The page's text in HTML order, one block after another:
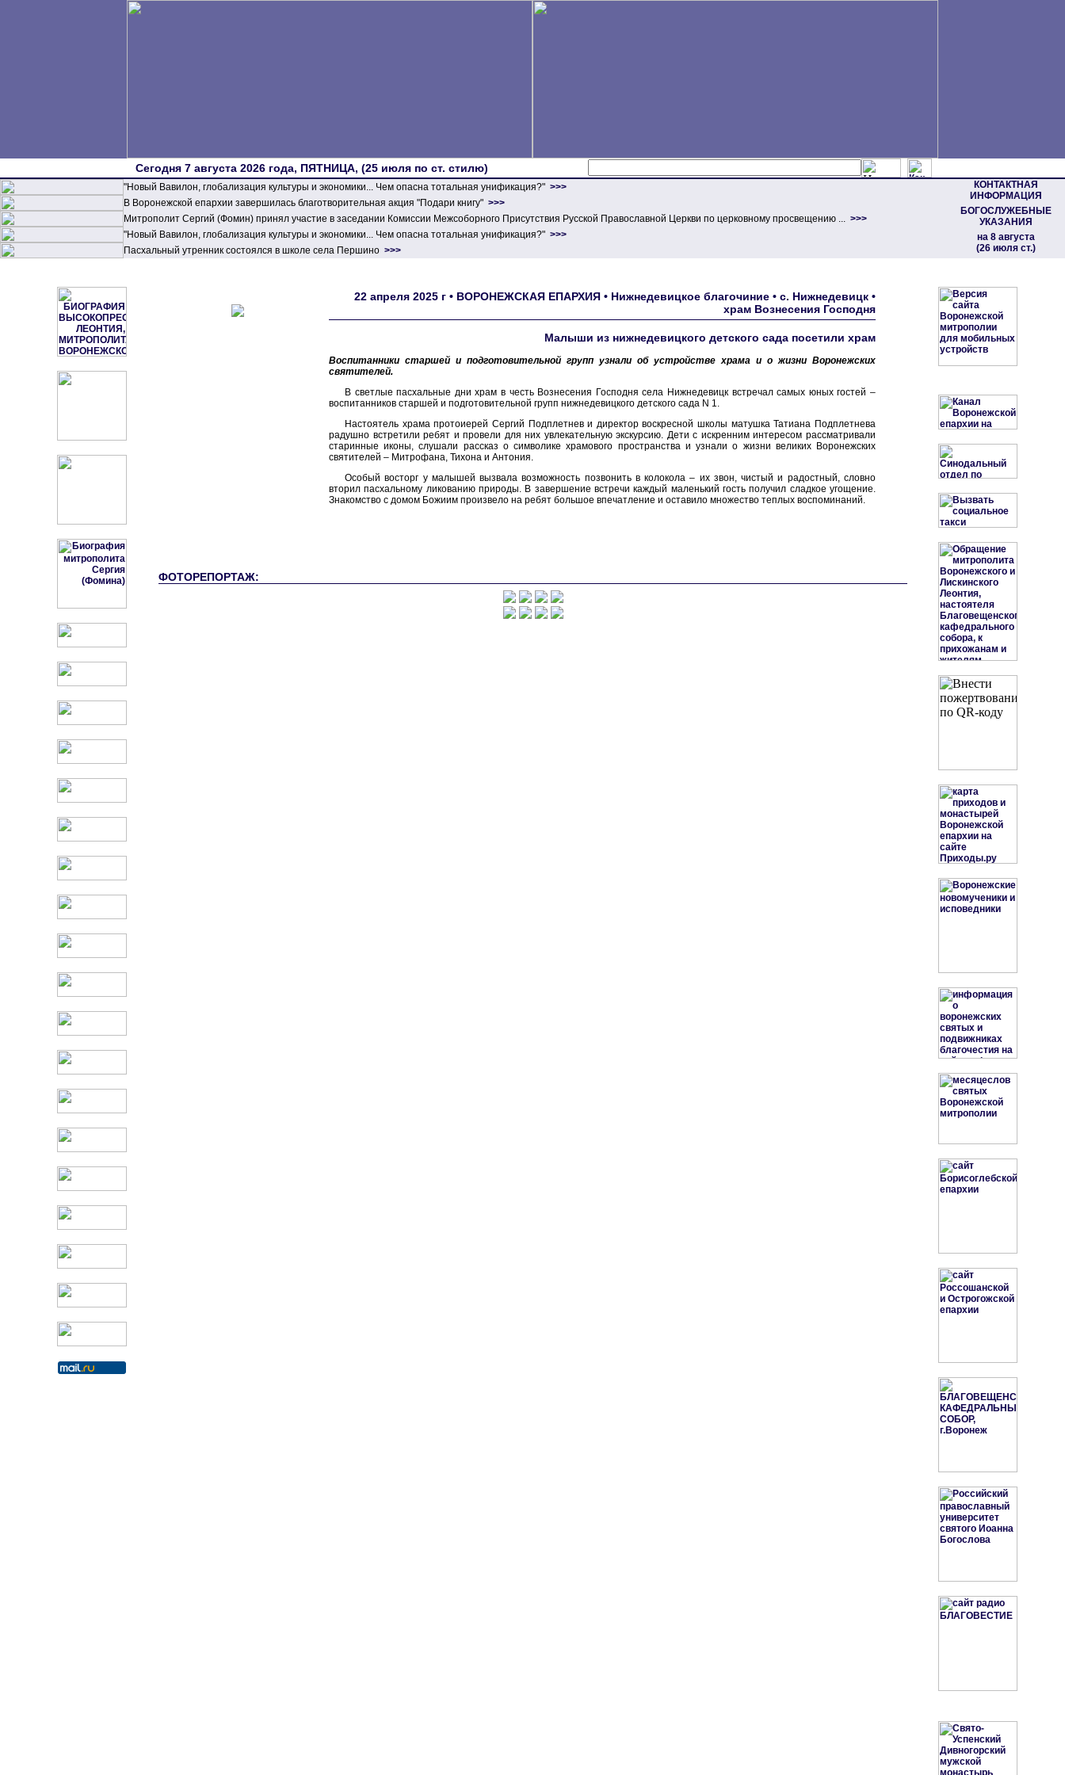
Сегодня 7 августа 2026 года, ПЯТНИЦА, (25 июля по ст. стилю)
"Новый Вавилон, глобализация культуры и экономики... Чем опасна тотальная унификация?" >>>
КОНТАКТНАЯ
ИНФОРМАЦИЯ
БОГОСЛУЖЕБНЫЕ
УКАЗАНИЯ
на 8 августа
(26 июля ст.)
В Воронежской епархии завершилась благотворительная акция "Подари книгу" >>>
Митрополит Сергий (Фомин) принял участие в заседании Комиссии Межсоборного Присутствия Русской Православной Церкви по церковному просвещению ... >>>
"Новый Вавилон, глобализация культуры и экономики... Чем опасна тотальная унификация?" >>>
Пасхальный утренник состоялся в школе села Першино >>>
22 апреля 2025 г • ВОРОНЕЖСКАЯ ЕПАРХИЯ • Нижнедевицкое благочиние • с. Нижнедевицк •
храм Вознесения Господня
Малыши из нижнедевицкого детского сада посетили храм
Воспитанники старшей и подготовительной групп узнали об устройстве храма и о жизни Воронежских
святителей.
В светлые пасхальные дни храм в честь Вознесения Господня села Нижнедевицк встречал самых юных гостей –
воспитанников старшей и подготовительной групп нижнедевицкого детского сада N 1.
Настоятель храма протоиерей Сергий Подплетнев и директор воскресной школы матушка Татиана Подплетнева
радушно встретили ребят и провели для них увлекательную экскурсию. Дети с искренним интересом рассматривали
старинные иконы, слушали рассказ о символике храмового пространства и узнали о жизни великих Воронежских
святителей – Митрофана, Тихона и Антония.
Особый восторг у малышей вызвала возможность позвонить в колокола – их звон, чистый и радостный, словно
вторил пасхальному ликованию природы. В завершение встречи каждый маленький гость получил сладкое угощение.
Знакомство с домом Божиим произвело на ребят большое впечатление и оставило множество теплых воспоминаний.
ФОТОРЕПОРТАЖ: